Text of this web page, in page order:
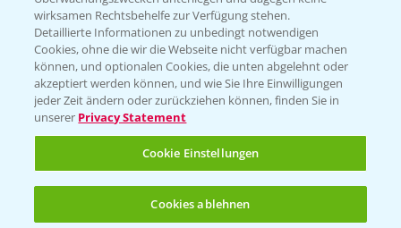
Folgen Sie uns
wirksamen Rechtsbehelfe zur Verfügung stehen.
Detaillierte Informationen zu unbedingt notwendigen
Cookies, ohne die wir die Webseite nicht verfügbar machen
können, und optionalen Cookies, die unten abgelehnt oder
akzeptiert werden können, und wie Sie Ihre Einwilligungen
jeder Zeit ändern oder zurückziehen können, finden Sie in
unserer Privacy Statement
Cookie Einstellungen
Cookies ablehnen